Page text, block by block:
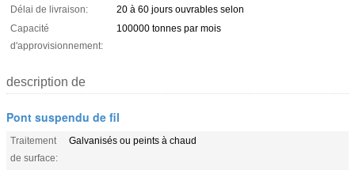
Délai de livraison:
20 à 60 jours ouvrables selon
Capacité
d'approvisionnement:
100000 tonnes par mois
description de
Pont suspendu de fil
Traitement
de surface:
Galvanisés ou peints à chaud